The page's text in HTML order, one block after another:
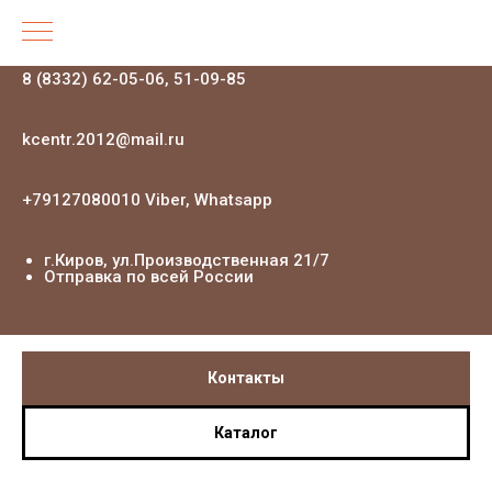
8 (8332) 62-05-06, 51-09-85
kcentr.2012@mail.ru
+79127080010 Viber, Whatsapp
г.Киров, ул.Производственная 21/7
Отправка по всей России
Контакты
Каталог